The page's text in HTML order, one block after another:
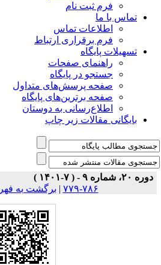
فرم ثبت نام
تماس با ما
اطلاعات تماس
فرم برقراری ارتباط
تسهیلات پایگاه
راهنمای صفحات
جستجو در پایگاه
صفحه پرسش‌های متداول
صفحه برترین‌های پایگاه
اطلاع‌رسانی به دوستان
بایگانی مقالات زیر چاپ
دوره ۲۰، شماره ۹ - ( ۷-۱۴۰۱ )
۷۸۶-۷۷۹
|برگشت به